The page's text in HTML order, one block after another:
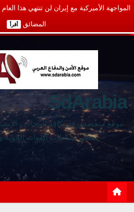
المواجهة الأميركية مع إيران لن تنتهي هذا
المضائق أقرأ
SdArabia
موقع متخصص في كافة المجالات
يغطي نشاطات القوات الجوية